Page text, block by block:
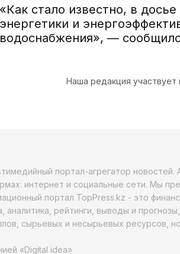
«Как стало известно, в
энергетики и
водоснабжения», —
Наша редакция участвует
портал-агрегатор
интернет и социальные сети. Мы
портал TopPress.kz - это
аналитика, рейтинги, выводы и
сырьевых и несырьевых ресурсов,
«Digital idea»